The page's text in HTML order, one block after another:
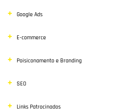
Google Ads
E-commerce
Poisiconamento e Branding
SEO
Links Patrocinados